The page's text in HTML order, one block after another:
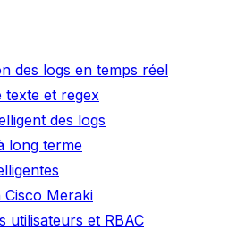
des logs en temps réel
texte et regex
des logs
long terme
Cisco Meraki
utilisateurs et RBAC